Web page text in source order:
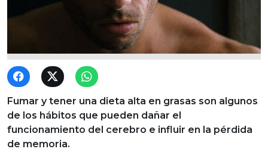
Fumar y tener una dieta alta en grasas son algunos
de los hábitos que pueden dañar el
funcionamiento del cerebro e influir en la pérdida
de memoria.